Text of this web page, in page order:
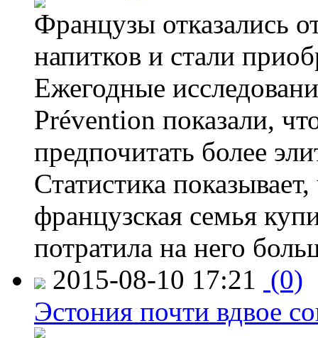
Французы отказались
напитков и стали
Ежегодные
Prévention показали,
предпочитать более
Статистика
французская семья
потратила на него
2015-08-10 17:21 (0)
Эстония почти вдвое